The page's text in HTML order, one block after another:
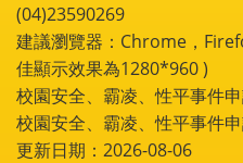
(04)23590269
建議瀏覽器：Chrome，
佳顯示效果為1280*960 )
校園安全、霸凌、性平事件
校園安全、霸凌、性平事件
更新日期：2026-08-06